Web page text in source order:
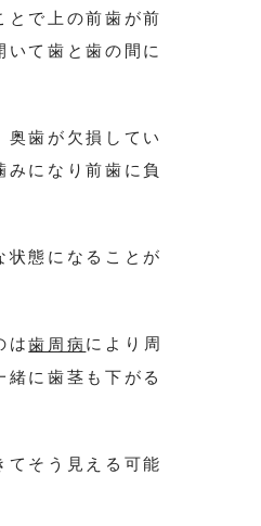
とで上の前歯が前
いて歯と歯の間に
奥歯が欠損してい
みになり前歯に負
状態になることが
は歯周病 により周
緒に歯茎も下がる
てそう見える可能